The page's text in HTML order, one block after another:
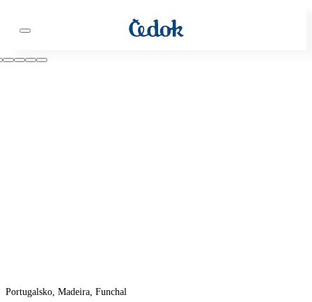
Portugalsko, Madeira, Funchal